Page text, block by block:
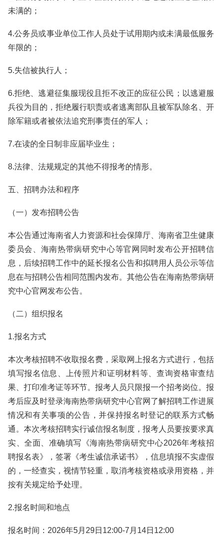
未满的；
4.公务员或事业单位工作人员处于试用期内或未满最低服务
年限的；
5.失信被执行人；
6.拒绝、逃避征集服现役且拒不改正的应征公民；以逃避服
兵役为目的，拒绝履行职责或者逃离部队且被军队除名、开
除军籍或者被依法追究刑事责任的军人；
7.在读的全日制非应届毕业生；
8.法律、法规规定的其他不得报考的情形。
五、招聘办法和程序
（一）发布招聘公告
本公告通过海南省人力资源和社会保障厅、海南省卫生健康
委员会、海南热带病研究中心等官网同时发布公开招聘信
息，后续招聘工作中的延长报名公告和拟聘用人员公示等信
息在与招聘公告相同范围内发布。其他公告在海南热带病研
究中心官网发布公告。
（二）组织报名
1.报名方式
本次考核招聘不收取报名费，采取网上报名方式进行，包括
填写报名信息、上传照片和证明材料等、查询资格审查结
果、打印准考证等环节。报考人员只限报一个招考岗位。报
考后应及时登录海南热带病研究中心官网了解招聘工作进展
情况和有关事项的公告，并保持报名时登记的联系方式畅
通。本次考核招聘实行诚信报名制度，报考人员要按要求真
实、全面、准确填写《海南热带病研究中心2026年考核招
聘报名表》，签署《考生诚信承诺书》，信息填报不实虚假
的，一经查实，视情节轻重，取消考核资格或录用资格，并
按有关规定给予处理。
2.报名时间和地点
报名时间：2026年5月29日12:00-7月14日12:00